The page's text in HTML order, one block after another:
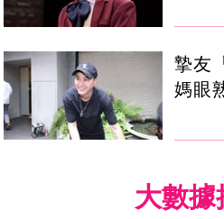
摯友
媽眼
大數據